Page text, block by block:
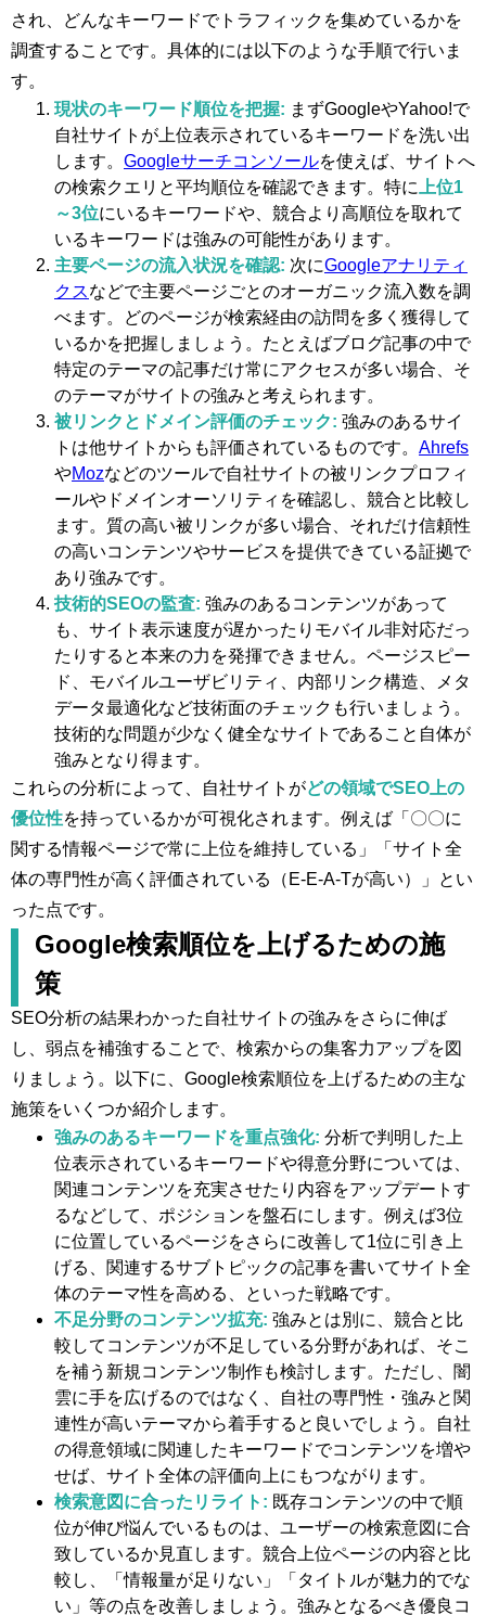
され、どんなキーワードでトラフィックを集めているかを
調査することです。具体的には以下のような手順で行いま
す。
現状のキーワード順位を把握: まずGoogleやYahoo!で
自社サイトが上位表示されているキーワードを洗い出
します。 Googleサーチコンソールを使えば、サイトへ
の検索クエリと平均順位を確認できます。特に
上位1
～3位にいるキーワードや、競合より高順位を取れて
いるキーワードは強みの可能性があります。
主要ページの流入状況を確認: 次にGoogleアナリティ
クスなどで主要ページごとのオーガニック流入数を調
べます。どのページが検索経由の訪問を多く獲得して
いるかを把握しましょう。たとえばブログ記事の中で
特定のテーマの記事だけ常にアクセスが多い場合、そ
のテーマがサイトの強みと考えられます。
被リンクとドメイン評価のチェック: 強みのあるサイ
トは他サイトからも評価されているものです。 Ahrefs
やMozなどのツールで自社サイトの被リンクプロフィ
ールやドメインオーソリティを確認し、競合と比較し
ます。質の高い被リンクが多い場合、それだけ信頼性
の高いコンテンツやサービスを提供できている証拠で
あり強みです。
技術的SEOの監査: 強みのあるコンテンツがあって
も、サイト表示速度が遅かったりモバイル非対応だっ
たりすると本来の力を発揮できません。ページスピー
ド、モバイルユーザビリティ、内部リンク構造、メタ
データ最適化など技術面のチェックも行いましょう。
技術的な問題が少なく健全なサイトであること自体が
強みとなり得ます。
これらの分析によって、自社サイトがどの領域でSEO上の
優位性を持っているかが可視化されます。例えば「〇〇に
関する情報ページで常に上位を維持している」「サイト全
体の専門性が高く評価されている（E-E-A-Tが高い）」とい
った点です。
Google検索順位を上げるための施
策
SEO分析の結果わかった自社サイトの強みをさらに伸ば
し、弱点を補強することで、検索からの集客力アップを図
りましょう。以下に、Google検索順位を上げるための主な
施策をいくつか紹介します。
強みのあるキーワードを重点強化: 分析で判明した上
位表示されているキーワードや得意分野については、
関連コンテンツを充実させたり内容をアップデートす
るなどして、ポジションを盤石にします。例えば3位
に位置しているページをさらに改善して1位に引き上
げる、関連するサブトピックの記事を書いてサイト全
体のテーマ性を高める、といった戦略です。
不足分野のコンテンツ拡充: 強みとは別に、競合と比
較してコンテンツが不足している分野があれば、そこ
を補う新規コンテンツ制作も検討します。ただし、闇
雲に手を広げるのではなく、自社の専門性・強みと関
連性が高いテーマから着手すると良いでしょう。自社
の得意領域に関連したキーワードでコンテンツを増や
せば、サイト全体の評価向上にもつながります。
検索意図に合ったリライト: 既存コンテンツの中で順
位が伸び悩んでいるものは、ユーザーの検索意図に合
致しているか見直します。競合上位ページの内容と比
較し、「情報量が足りない」「タイトルが魅力的でな
い」等の点を改善しましょう。強みとなるべき優良コ